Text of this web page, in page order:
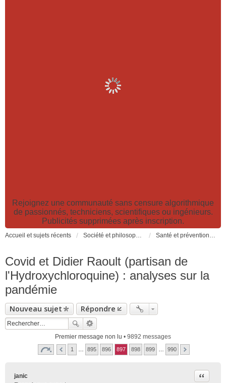
Rejoignez une communauté sans censure algorithmique
de passionnés, techniciens, scientifiques ou ingénieurs.
Publicités supprimées après inscription.
Accueil et sujets récents Société et philosophie. Sciences et technologies. Santé et prévention. Santé et prévention. Pollutions, causes et effets des risques environnementaux
Covid et Didier Raoult (partisan de
l'Hydroxychloroquine) : analyses sur la
pandémie
Nouveau sujet Répondre
Premier message non lu • 9892 messages
1 895 896 897 898 899 990
janic
Citer